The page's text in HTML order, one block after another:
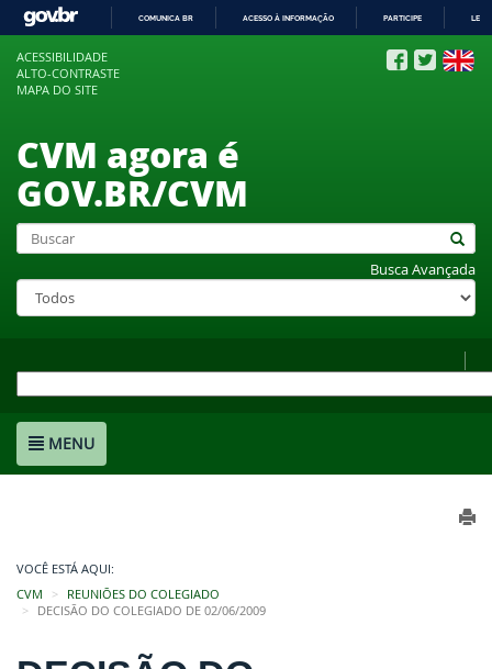
COMUNICA BR ACESSO À INFORMAÇÃO PARTICIPE
ACESSIBILIDADE
ALTO-CONTRASTE
MAPA DO SITE
CVM agora é
GOV.BR/CVM
Busca Avançada
MENU
VOCÊ ESTÁ AQUI:
CVM
REUNIÕES DO COLEGIADO
DECISÃO DO COLEGIADO DE 02/06/2009